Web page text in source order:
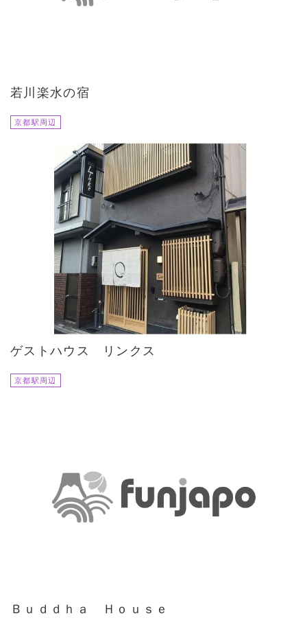
若川楽水の宿
京都駅周辺
ゲストハウス リンクス
京都駅周辺
Ｂｕｄｄｈａ Ｈｏｕｓｅ